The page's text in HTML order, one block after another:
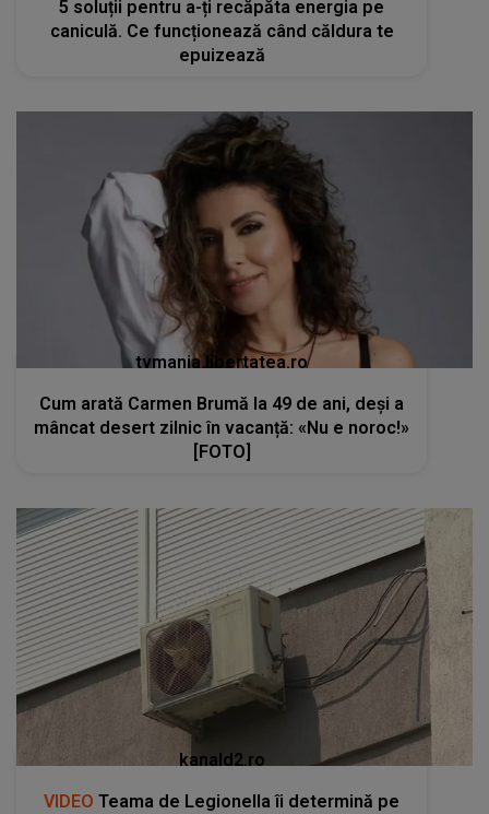
5 soluții pentru a-ți recăpăta energia pe
caniculă. Ce funcționează când căldura te
epuizează
tvmania.libertatea.ro
Cum arată Carmen Brumă la 49 de ani, deși a
mâncat desert zilnic în vacanță: «Nu e noroc!»
[FOTO]
kanald2.ro
VIDEO Teama de Legionella îi determină pe